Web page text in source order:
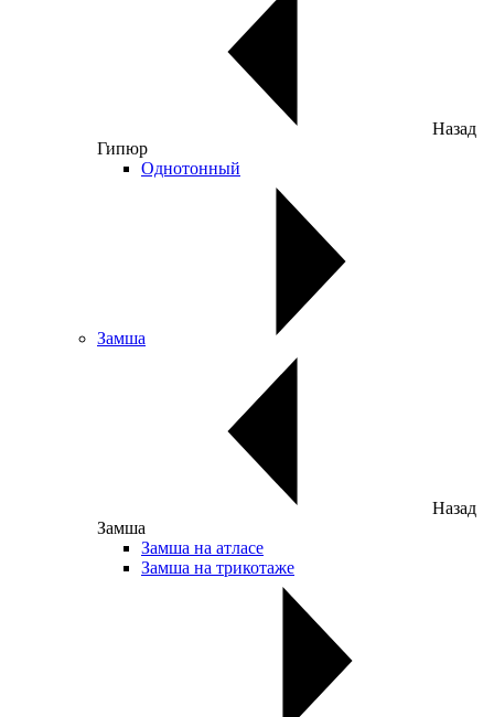
Назад
Гипюр
Однотонный
Замша
Назад
Замша
Замша на атласе
Замша на трикотаже